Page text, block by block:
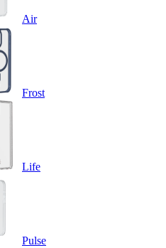
Air
Frost
Life
Pulse